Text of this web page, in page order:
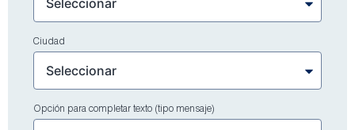
Ciudad
Opción para completar texto (tipo mensaje)